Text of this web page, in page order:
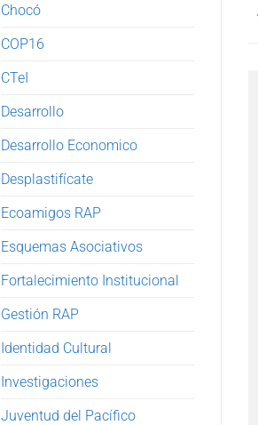
Chocó
COP16
CTeI
Desarrollo
Desarrollo Economico
Desplastifícate
Ecoamigos RAP
Esquemas Asociativos
Fortalecimiento Institucional
Gestión RAP
Identidad Cultural
Investigaciones
Juventud del Pacífico